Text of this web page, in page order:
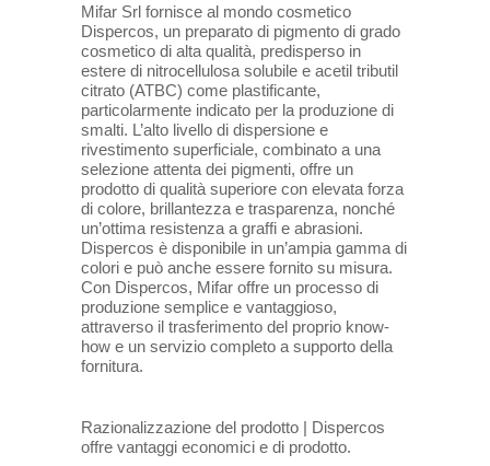
Mifar Srl fornisce al mondo cosmetico
Dispercos, un preparato di pigmento di grado
cosmetico di alta qualità, predisperso in
estere di nitrocellulosa solubile e acetil tributil
citrato (ATBC) come plastificante,
particolarmente indicato per la produzione di
smalti. L’alto livello di dispersione e
rivestimento superficiale, combinato a una
selezione attenta dei pigmenti, offre un
prodotto di qualità superiore con elevata forza
di colore, brillantezza e trasparenza, nonché
un’ottima resistenza a graffi e abrasioni.
Dispercos è disponibile in un’ampia gamma di
colori e può anche essere fornito su misura.
Con Dispercos, Mifar offre un processo di
produzione semplice e vantaggioso,
attraverso il trasferimento del proprio know-
how e un servizio completo a supporto della
fornitura.
Razionalizzazione del prodotto | Dispercos
offre vantaggi economici e di prodotto.